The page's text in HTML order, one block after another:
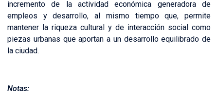
incremento de la actividad económica generadora de
empleos y desarrollo, al mismo tiempo que, permite
mantener la riqueza cultural y de interacción social como
piezas urbanas que aportan a un desarrollo equilibrado de
la ciudad.
Notas: